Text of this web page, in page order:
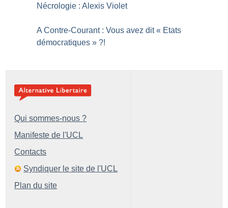
Nécrologie : Alexis Violet
A Contre-Courant : Vous avez dit « Etats
démocratiques » ?!
Qui sommes-nous ?
Manifeste de l'UCL
Contacts
Syndiquer le site de l'UCL
Plan du site